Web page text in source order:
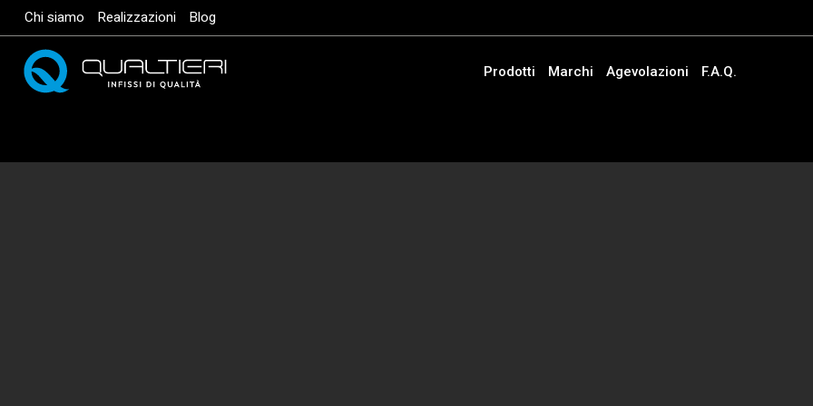
al
contenuto
principale
Chi siamo Realizzazioni Blog
Prodotti Marchi Agevolazioni F.A.Q.